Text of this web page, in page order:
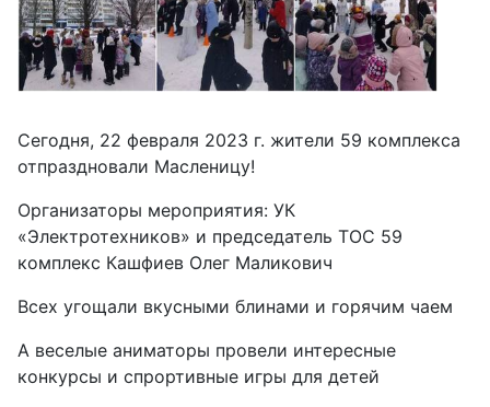
Сегодня, 22 февраля 2023 г. жители 59 комплекса
отпраздновали Масленицу!
Организаторы мероприятия: УК
«Электротехников» и председатель ТОС 59
комплекс Кашфиев Олег Маликович
Всех угощали вкусными блинами и горячим чаем
А веселые аниматоры провели интересные
конкурсы и спрортивные игры для детей